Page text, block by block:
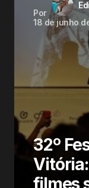
Por
18 de junho
32º
filmes